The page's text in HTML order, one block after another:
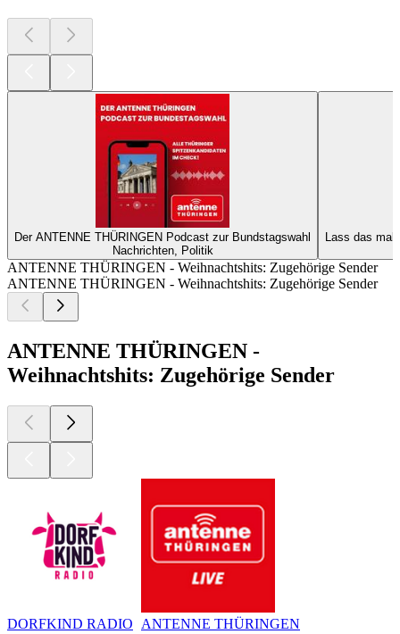
Der ANTENNE THÜRINGEN Podcast zur Bundstagswahl
Nachrichten, Politik
Lass das
ANTENNE THÜRINGEN - Weihnachtshits: Zugehörige Sender
ANTENNE THÜRINGEN - Weihnachtshits: Zugehörige Sender
ANTENNE THÜRINGEN -
Weihnachtshits: Zugehörige Sender
DORFKIND RADIO
ANTENNE THÜRINGEN